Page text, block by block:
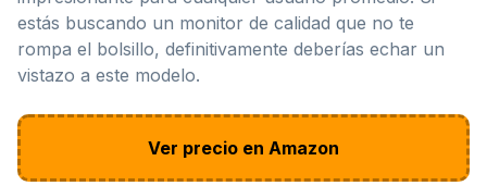
estás buscando un monitor de calidad que no te
rompa el bolsillo, definitivamente deberías echar un
vistazo a este modelo.
Ver precio en Amazon